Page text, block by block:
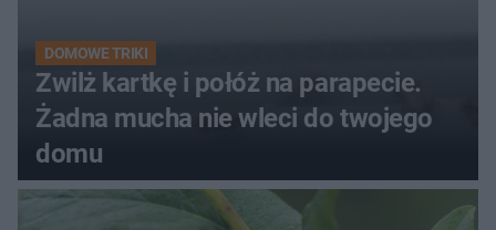
DOMOWE TRIKI
Zwilż kartkę i połóż na parapecie.
Żadna mucha nie wleci do twojego
domu